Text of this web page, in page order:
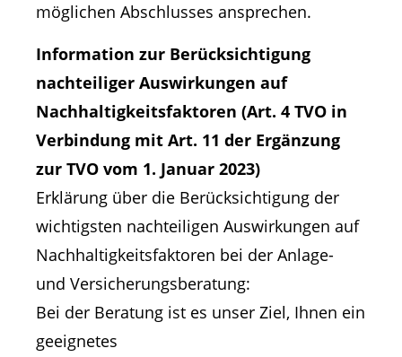
möglichen Abschlusses ansprechen.
Information zur Berücksichtigung
nachteiliger Auswirkungen auf
Nachhaltigkeitsfaktoren (Art. 4 TVO in
Verbindung mit Art. 11 der Ergänzung
zur TVO vom 1. Januar 2023)
Erklärung über die Berücksichtigung der
wichtigsten nachteiligen Auswirkungen auf
Nachhaltigkeitsfaktoren bei der Anlage-
und Versicherungsberatung:
Bei der Beratung ist es unser Ziel, Ihnen ein
geeignetes